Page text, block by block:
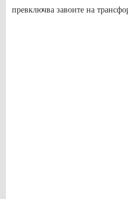
превключва завоите на